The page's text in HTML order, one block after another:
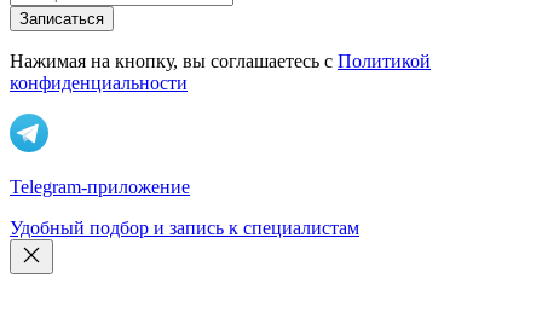
Записаться
Нажимая на кнопку, вы соглашаетесь с Политикой
конфиденциальности
Telegram-приложение
Удобный подбор и запись к специалистам